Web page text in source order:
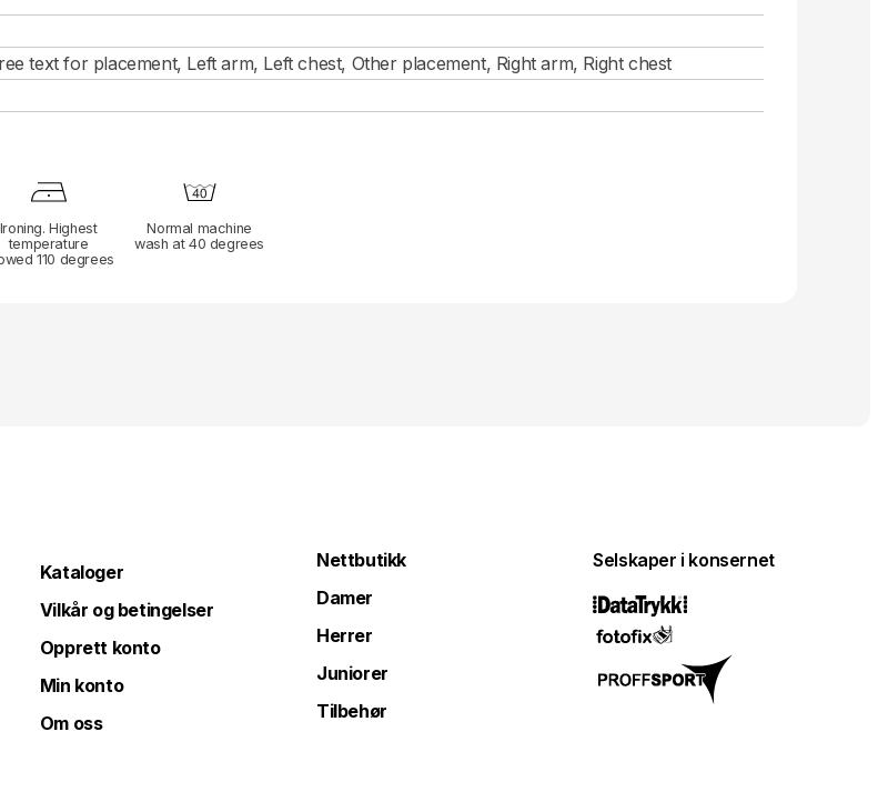
text for placement, Left arm, Left chest, Other placement, Right arm, Right chest
Ironing. Highest
temperature
110 degrees
Normal machine
wash at 40 degrees
Kataloger
Vilkår og betingelser
Opprett konto
Min konto
Om oss
Nettbutikk
Damer
Herrer
Juniorer
Tilbehør
Selskaper i konsernet